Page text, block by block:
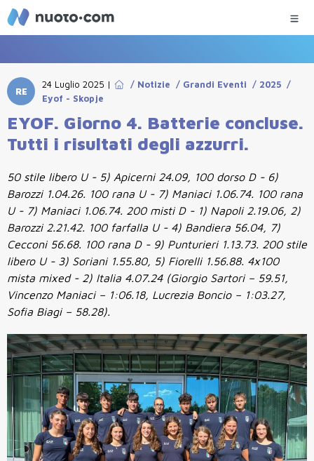
RE
24 Luglio 2025 | / Notizie / Grandi Eventi / 2025 /
Eyof - Skopje
EYOF. Giorno 4. Batterie concluse.
Tutti i risultati degli azzurri.
50 stile libero U - 5) Apicerni 24.09, 100 dorso D - 6)
Barozzi 1.04.26. 100 rana U - 7) Maniaci 1.06.74. 100 rana
U - 7) Maniaci 1.06.74. 200 misti D - 1) Napoli 2.19.06, 2)
Barozzi 2.21.42. 100 farfalla U - 4) Bandiera 56.04, 7)
Cecconi 56.68. 100 rana D - 9) Punturieri 1.13.73. 200 stile
libero U - 3) Soriani 1.55.80, 5) Fiorelli 1.56.88. 4x100
mista mixed - 2) Italia 4.07.24 (Giorgio Sartori – 59.51,
Vincenzo Maniaci – 1:06.18, Lucrezia Boncio – 1:03.27,
Sofia Biagi – 58.28).